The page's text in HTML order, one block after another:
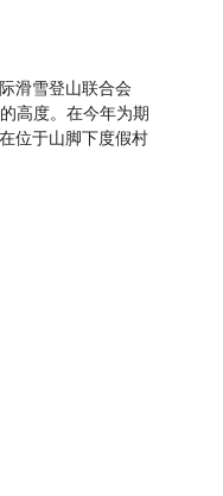
滑雪登山联合会
高度。在今年为期
位于山脚下度假村